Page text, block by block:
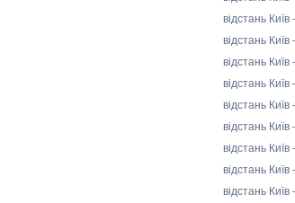
відстань
відстань
відстань
відстань
відстань
відстань
відстань
відстань Київ
відстань